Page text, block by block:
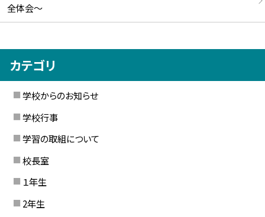
全体会～
カテゴリ
学校からのお知らせ
学校行事
学習の取組について
校長室
１年生
2年生